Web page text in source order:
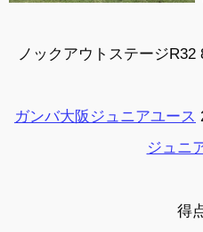
ノックアウトステージ
ガンバ大阪ジュニアユース
ジュニ
得